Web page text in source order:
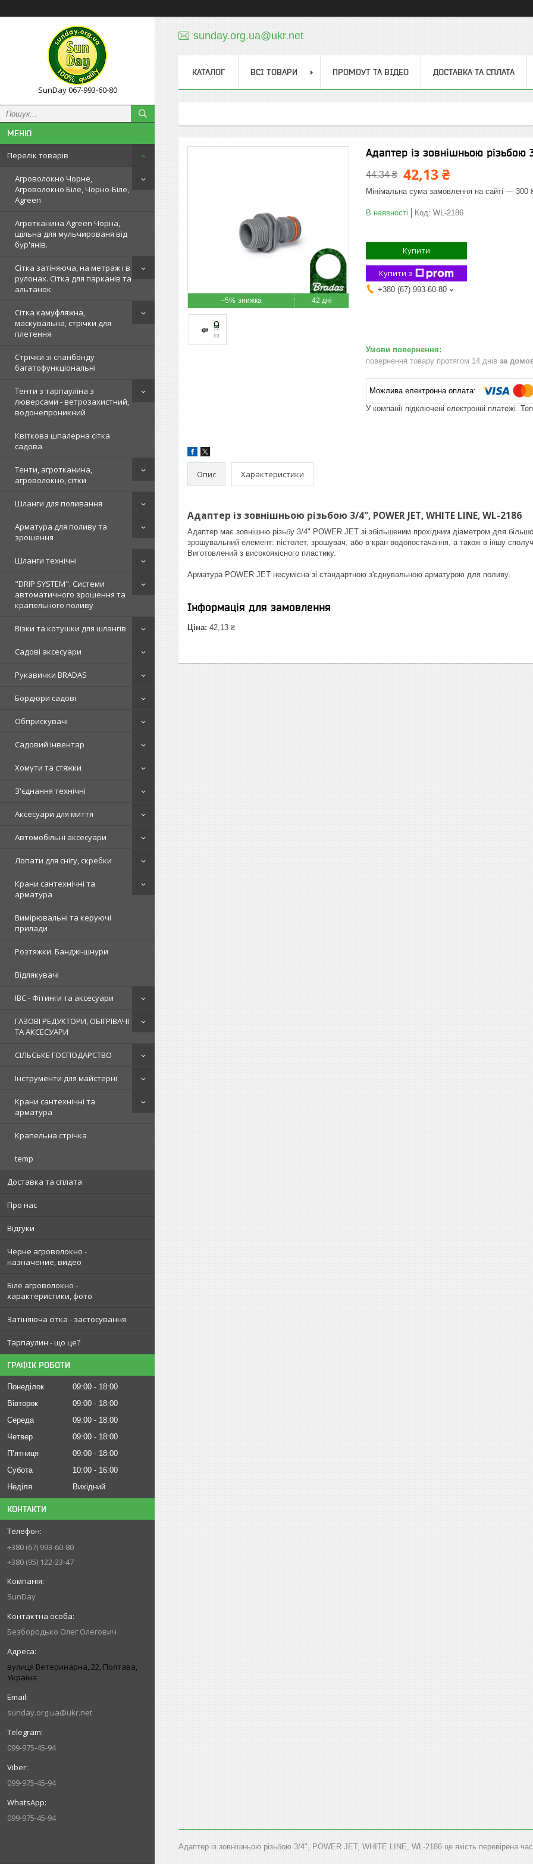
SunDay 067-993-60-80
Перелік товарів
Агроволокно Чорне,
Агроволокно Біле, Чорно-Біле,
Agreen
Агротканина Agreen Чорна,
щільна для мульчированя від
бур'янів.
Сітка затіняюча, на метраж і в
рулонах. Сітка для парканів та
альтанок
Сітка камуфляжна,
маскувальна, стрічки для
плетення
Стрічки зі спанбонду
багатофункціональні
Тенти з тарпауліна з
люверсами - ветрозахистний,
водонепроникний
Квіткова шпалерна сітка
садова
Тенти, агротканина,
агроволокно, сітки
Шланги для поливання
Арматура для поливу та
зрошення
Шланги технічні
"DRIP SYSTEM". Системи
автоматичного зрошення та
крапельного поливу
Візки та котушки для шлангів
Садові аксесуари
Рукавички BRADAS
Бордюри садові
Обприскувачі
Садовий інвентар
Хомути та стяжки
З'єднання технічні
Аксесуари для миття
Автомобільні аксесуари
Лопати для снігу, скребки
Крани сантехнічні та
арматура
Вимірювальні та керуючі
прилади
Розтяжки. Банджі-шнури
Відлякувачі
IBC - Фітинги та аксесуари
ГАЗОВІ РЕДУКТОРИ, ОБІГРІВАЧІ
ТА АКСЕСУАРИ
СІЛЬСЬКЕ ГОСПОДАРСТВО
Інструменти для майстерні
Крани сантехнічні та
арматура
Крапельна стрічка
temp
Доставка та сплата
Про нас
Відгуки
Черне агроволокно -
назначение, видео
Біле агроволокно -
характеристики, фото
Затіняюча сітка - застосування
Тарпаулин - що це?
ГРАФІК РОБОТИ
Понеділок 09:00
18:00
Вівторок
09:00
18:00
Середа
09:00
18:00
Четвер
09:00
18:00
Пʼятниця
09:00
18:00
Субота
10:00
16:00
Неділя
Вихідний
КОНТАКТИ
+380 (67) 993-60-80
+380 (95) 122-23-47
SunDay
Безбородько Олег Олегович
вулиця Ветеринарна, 22, Полтава,
Україна
sunday.org.ua@ukr.net
099-975-45-94
099-975-45-94
099-975-45-94
sunday.org.ua@ukr.net
КАТАЛОГ ВСІ ТОВАРИ ПРОМОУТ ТА ВІДЕО ДОСТАВКА ТА СПЛАТА
–5% 42 дні
Адаптер із зовнішньою різьбою
44,34 ₴ 42,13 ₴
Мінімальна сума замовлення на сайті — 300
В наявності Код: WL-2186
Купити
Купити з
+380 (67) 993-60-80
повернення товару протягом 14 днів за
У компанії підключені електронні платежі.
Опис Характеристики
Адаптер із зовнішньою різьбою 3/4", POWER JET, WHITE LINE, WL-2186
Адаптер має зовнішню різьбу 3/4" POWER JET зі збільшеним прохідним діаметром для
зрошувальний елемент: пістолет, зрошувач, або в кран водопостачання, а також в іншу
Виготовлений з високоякісного пластику.
Арматура POWER JET несумісна зі стандартною з'єднувальною арматурою для поливу.
Інформація для замовлення
Ціна: 42,13 ₴
Адаптер із зовнішньою різьбою 3/4", POWER JET, WHITE LINE, WL-2186 це якість перевірена